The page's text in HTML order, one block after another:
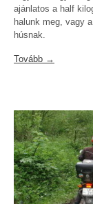
ajánlatos a half
halunk meg, vagy
húsnak.
Tovább →